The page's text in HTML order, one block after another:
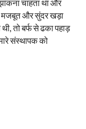
चाहता था और
मजबूत और सुंदर खड़ा
तो बर्फ से ढका पहाड़
संस्थापक को